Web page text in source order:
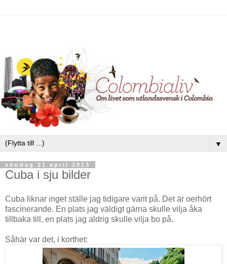
▼
söndag 21 april 2013
Cuba i sju bilder
Cuba liknar inget ställe jag tidigare varit på. Det är oerhört
fascinerande. En plats jag väldigt gärna skulle vilja åka
tillbaka till, en plats jag aldrig skulle vilja bo på.
Såhär var det, i korthet: